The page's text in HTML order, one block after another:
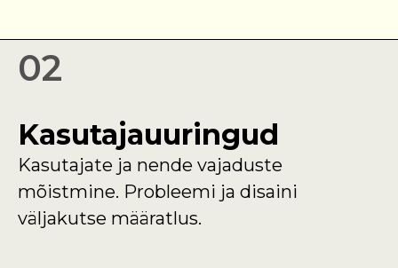
02
Kasutajauuringud
Kasutajate ja nende vajaduste
mõistmine. Probleemi ja disaini
väljakutse määratlus.